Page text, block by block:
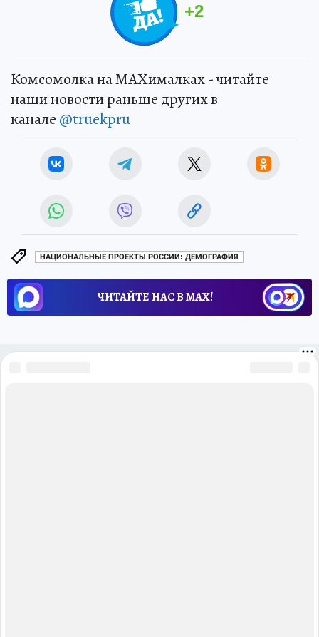
+2
Комсомолка на MAXималках - читайте
наши новости раньше других в
канале @truekpru
НАЦИОНАЛЬНЫЕ ПРОЕКТЫ РОССИИ: ДЕМОГРАФИЯ
ЧИТАЙТЕ НАС В МАХ!